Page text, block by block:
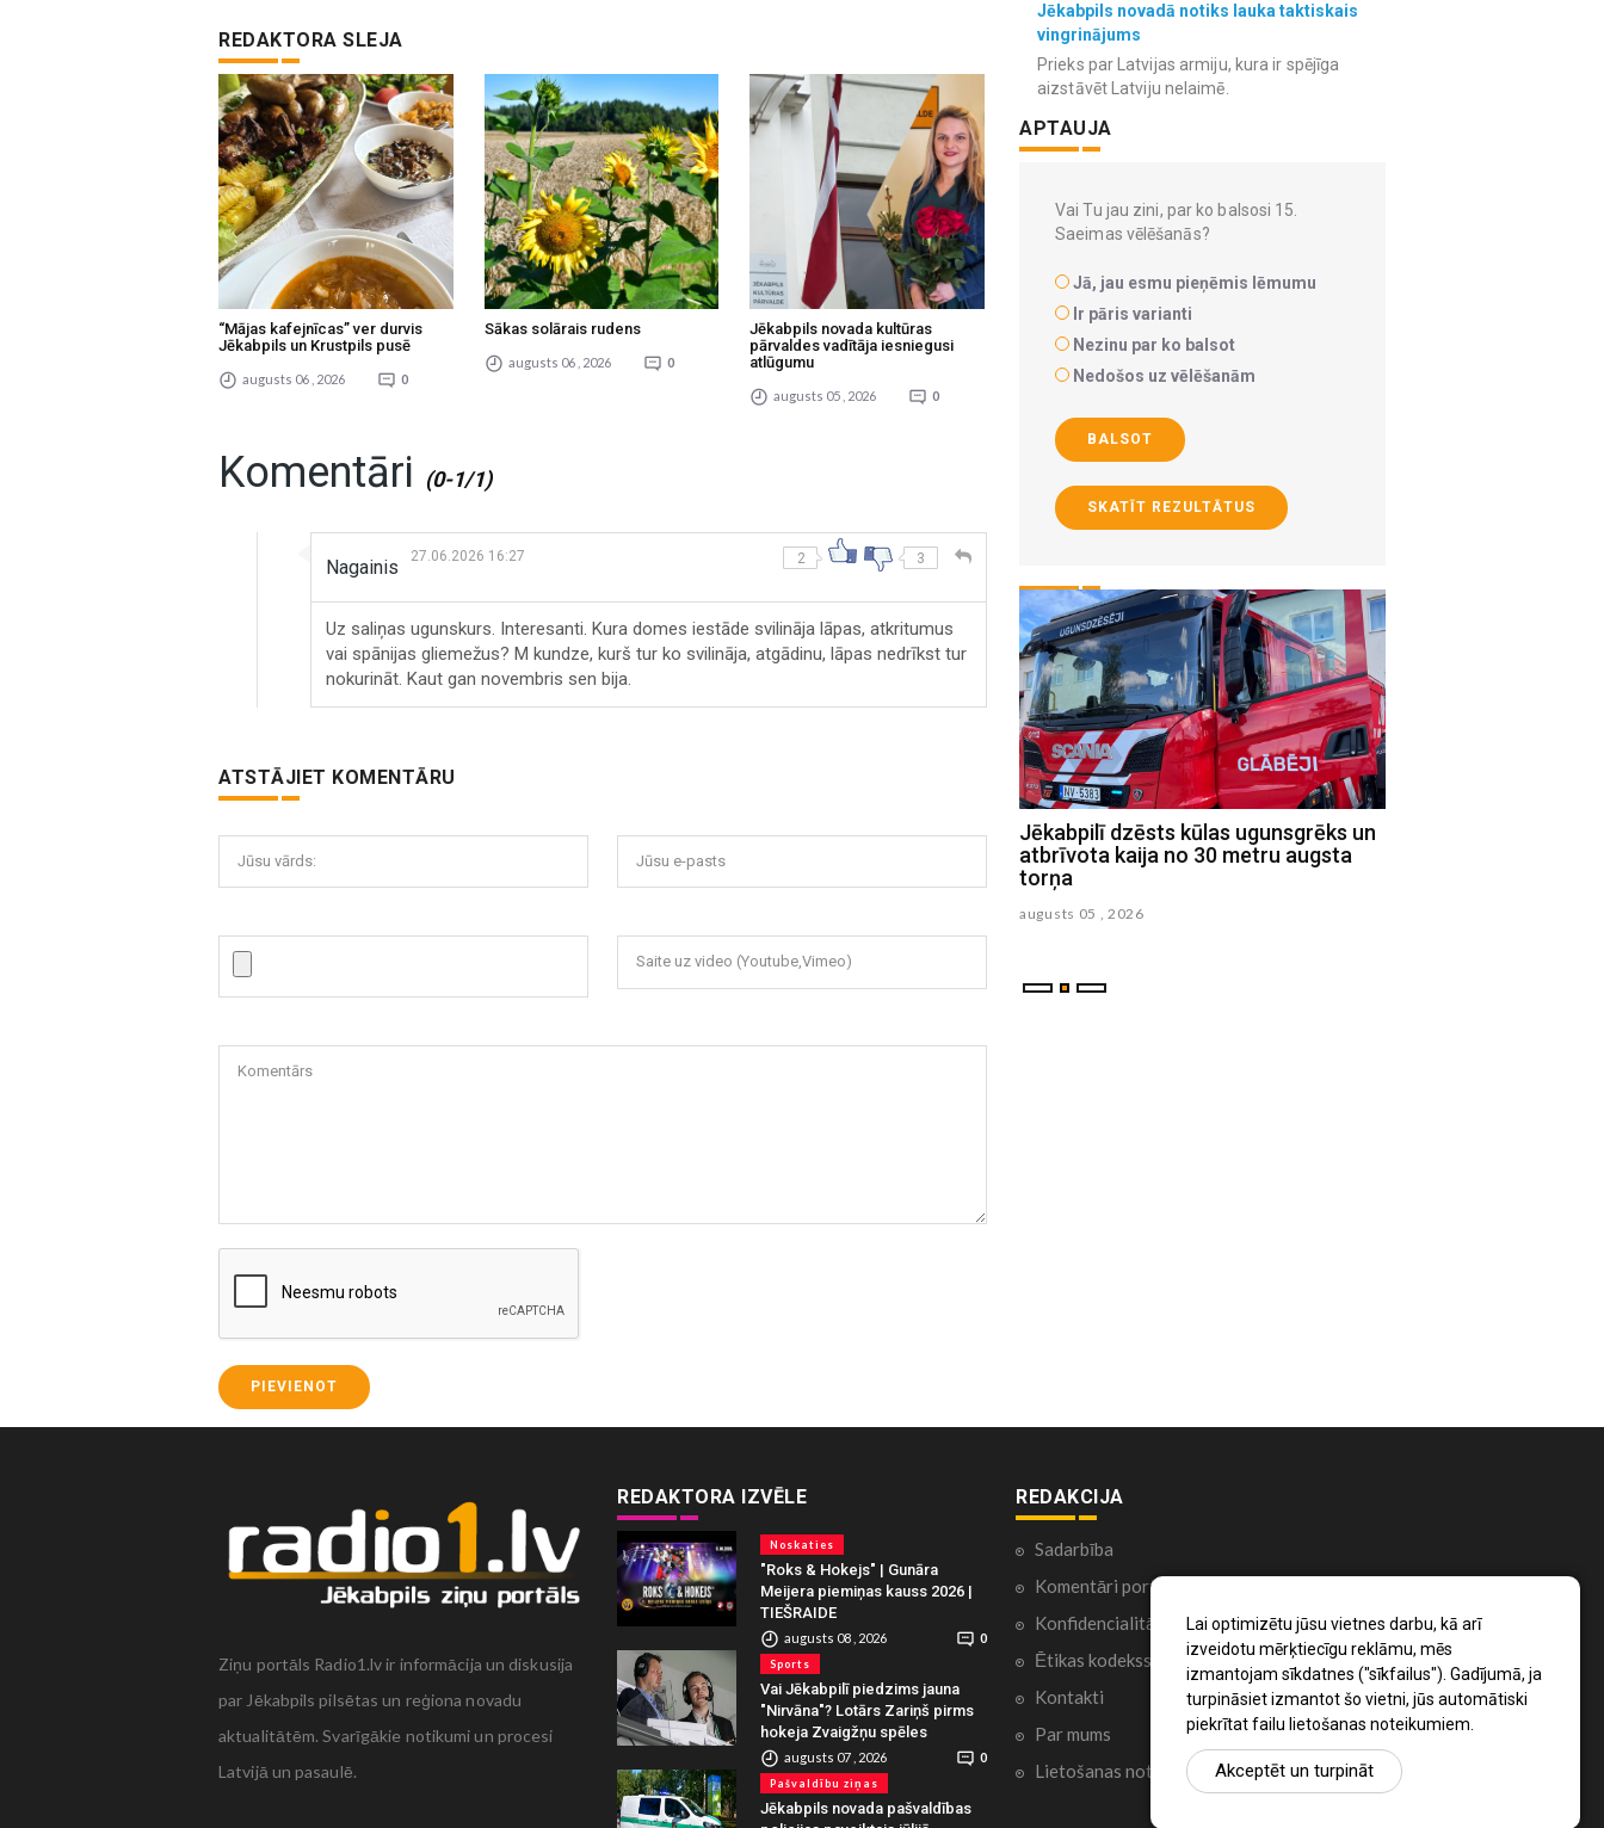
Lai optimizētu jūsu vietnes darbu, kā arī
izveidotu mērķtiecīgu reklāmu, mēs
izmantojam sīkdatnes ("sīkfailus"). Gadījumā, ja
turpināsiet izmantot šo vietni, jūs automātiski
piekrītat failu lietošanas noteikumiem.
Akceptēt un turpināt
REDAKTORA SLEJA
“Mājas kafejnīcas” ver durvis
Jēkabpils un Krustpils pusē
augusts 06 , 2026 0
Sākas solārais rudens
augusts 06 , 2026 0
Jēkabpils novada kultūras
pārvaldes vadītāja iesniegusi
atlūgumu
augusts 05 , 2026 0
Komentāri (0-1/1)
Nagainis 27.06.2026 16:27 2 3
Uz saliņas ugunskurs. Interesanti. Kura domes iestāde svilināja lāpas, atkritumus
vai spānijas gliemežus? M kundze, kurš tur ko svilināja, atgādinu, lāpas nedrīkst tur
nokurināt. Kaut gan novembris sen bija.
ATSTĀJIET KOMENTĀRU
Jūsu vārds: Jūsu e-pasts
Saite uz video (Youtube,Vimeo)
Komentārs
PIEVIENOT
Jēkabpils novadā notiks lauka taktiskais
vingrinājums
Prieks par Latvijas armiju, kura ir spējīga
aizstāvēt Latviju nelaimē.
APTAUJA
Vai Tu jau zini, par ko balsosi 15.
Saeimas vēlēšanās?
Jā, jau esmu pieņēmis lēmumu
Ir pāris varianti
Nezinu par ko balsot
Nedošos uz vēlēšanām
BALSOT
SKATĪT REZULTĀTUS
Mūžībā devusies Jēkabpils slimnīcas
ārste Marina Pumpiša
augusts 05 , 2026
Jēkabpilī dzēsts kūlas ugunsgrēks un
atbrīvota kaija no 30 metru augsta
torņa
augusts 05 , 2026
Ziņu portāls Radio1.lv ir informācija un diskusija
par Jēkabpils pilsētas un reģiona novadu
aktualitātēm. Svarīgākie notikumi un procesi
Latvijā un pasaulē.
REDAKTORA IZVĒLE
Noskaties
"Roks & Hokejs" | Gunāra
Meijera piemiņas kauss 2026 |
TIEŠRAIDE
augusts 08 , 2026 0
Sports
Vai Jēkabpilī piedzims jauna
"Nirvāna"? Lotārs Zariņš pirms
hokeja Zvaigžņu spēles
augusts 07 , 2026 0
Pašvaldību ziņas
Jēkabpils novada pašvaldības
REDAKCIJA
Sadarbība
Komentāri portālā
Konfidencialitātes politika
Ētikas kodekss
Kontakti
Par mums
Lietošanas noteikumi